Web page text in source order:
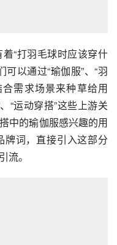
“打羽毛球时应该穿什
以通过“瑜伽服”、“羽
需求场景来种草给用
“运动穿搭”这些上游关
中的瑜伽服感兴趣的用
牌词，直接引入这部分
流。